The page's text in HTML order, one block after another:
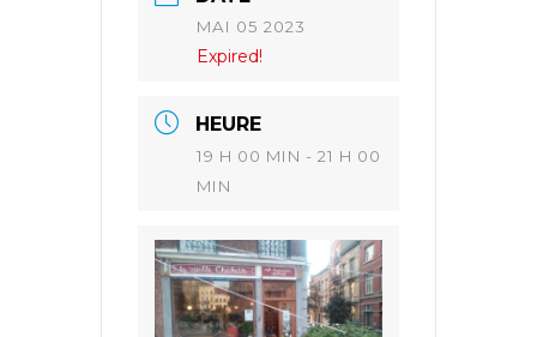
MAI 05 2023
Expired!
HEURE
19 H 00 MIN - 21 H 00
MIN